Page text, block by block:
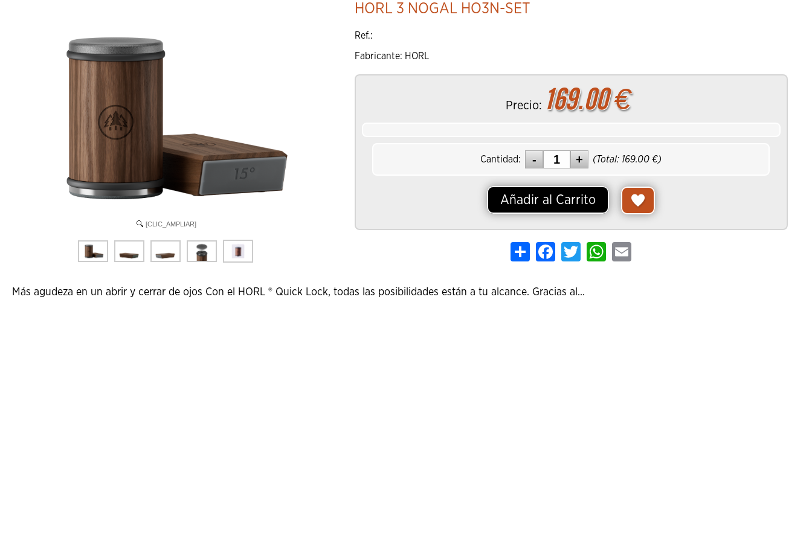
[CLIC_AMPLIAR]
HORL 3 NOGAL HO3N-SET
Ref.:
Fabricante: HORL
Precio: 169.00€
Cantidad: (Total: 169.00 €)
Añadir al Carrito
Share FacebookTwitter WhatsApp
Más agudeza en un abrir y cerrar de ojos Con el HORL ® Quick Lock, todas las posibilidades están a tu alcance. Gracias al...